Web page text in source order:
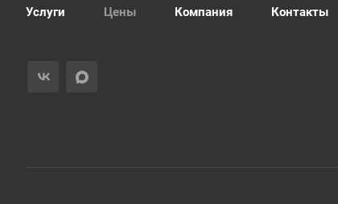
Услуги Цены Компания Контакты